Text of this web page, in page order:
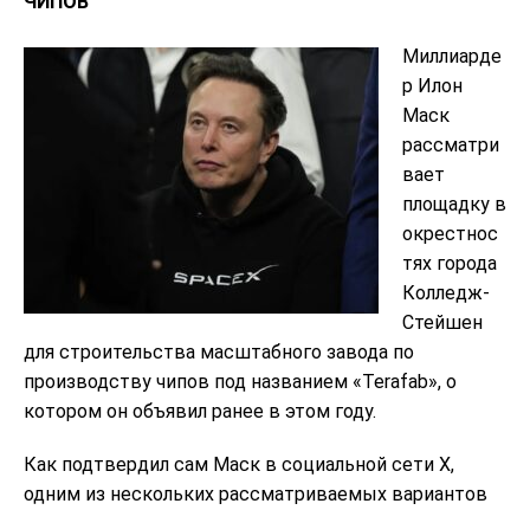
Миллиарде
р Илон
Маск
рассматри
вает
площадку в
окрестнос
тях города
Колледж-
Стейшен
для строительства масштабного завода по
производству чипов под названием «Terafab», о
котором он объявил ранее в этом году.
Как подтвердил сам Маск в социальной сети X,
одним из нескольких рассматриваемых вариантов